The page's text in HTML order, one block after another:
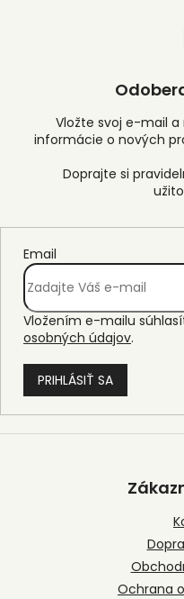
Vložte svoj e-mail
informácie o nových
Email
Vložením e-mailu
osobných údajov.
PRIHLÁSIŤ SA
Z
Ochrana